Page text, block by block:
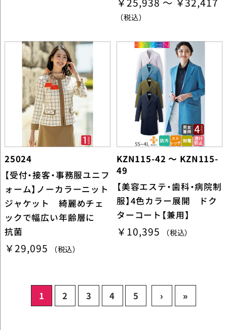
（税込）
25024
【受付・接客・事務服ユニフ
ォーム】ノーカラーニット
ジャケット 綺麗めチェ
ックで幅広い年齢層に
抗菌
￥29,095 （税込）
KZN115-42 ～ KZN115-
49
【美容エステ・歯科・病院制
服】4色カラー展開 ドク
ターコート【兼用】
￥10,395 （税込）
1 2 3 4 5 › »